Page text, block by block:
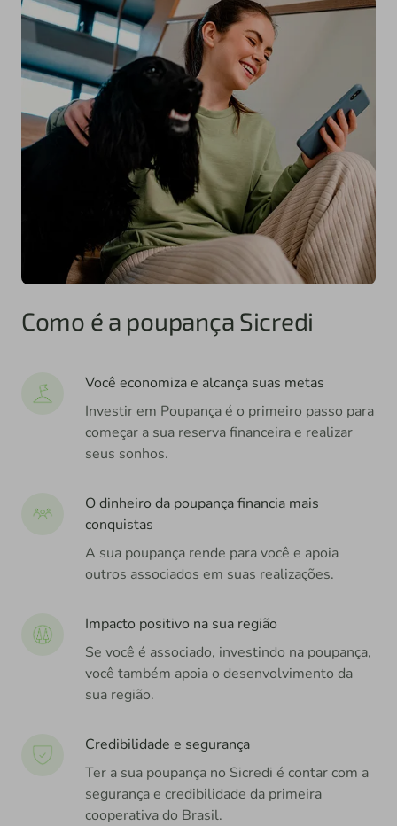
Como é a poupança Sicredi
Você economiza e alcança suas metas
Investir em Poupança é o primeiro passo para
começar a sua reserva financeira e realizar
seus sonhos.
O dinheiro da poupança financia mais
conquistas
A sua poupança rende para você e apoia
outros associados em suas realizações.
Impacto positivo na sua região
Se você é associado, investindo na poupança,
você também apoia o desenvolvimento da
sua região.
Credibilidade e segurança
Ter a sua poupança no Sicredi é contar com a
segurança e credibilidade da primeira
cooperativa do Brasil.